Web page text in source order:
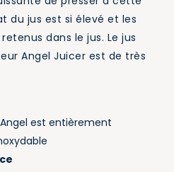
du jus est si élevé et les
dans le jus. Le jus
Angel Juicer est de très
est entièrement